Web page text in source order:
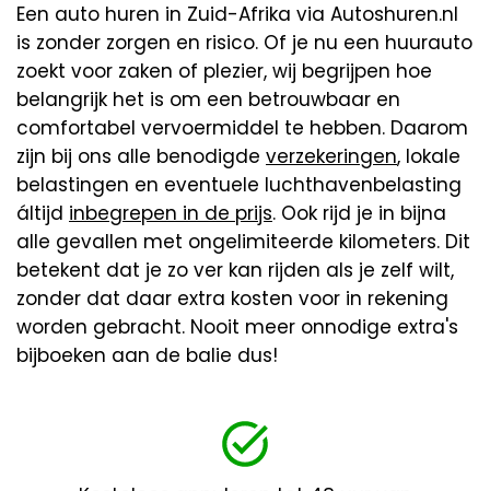
Een auto huren in Zuid-Afrika via Autoshuren.nl
is zonder zorgen en risico. Of je nu een huurauto
zoekt voor zaken of plezier, wij begrijpen hoe
belangrijk het is om een betrouwbaar en
comfortabel vervoermiddel te hebben. Daarom
zijn bij ons alle benodigde verzekeringen, lokale
belastingen en eventuele luchthavenbelasting
áltijd inbegrepen in de prijs. Ook rijd je in bijna
alle gevallen met ongelimiteerde kilometers. Dit
betekent dat je zo ver kan rijden als je zelf wilt,
zonder dat daar extra kosten voor in rekening
worden gebracht. Nooit meer onnodige extra's
bijboeken aan de balie dus!